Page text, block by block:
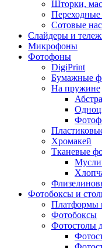
Шторки,
Переходные
Сотовые
Слайдеры и
Микрофоны
Фотофоны
DigiPrint
Бумажные
На пружине
Хромакей
Тканевые
Фотобоксы и
Платформы
Фотобоксы
Фотостолы